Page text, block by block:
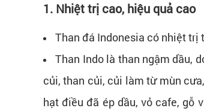
1. Nhiệt trị cao, hiệu quả cao
Than đá Indonesia có nhiệt
Than Indo là than ngậm dầu,
củi, than củi, củi làm từ mùn
hạt điều đã ép dầu, vỏ cafe, gỗ